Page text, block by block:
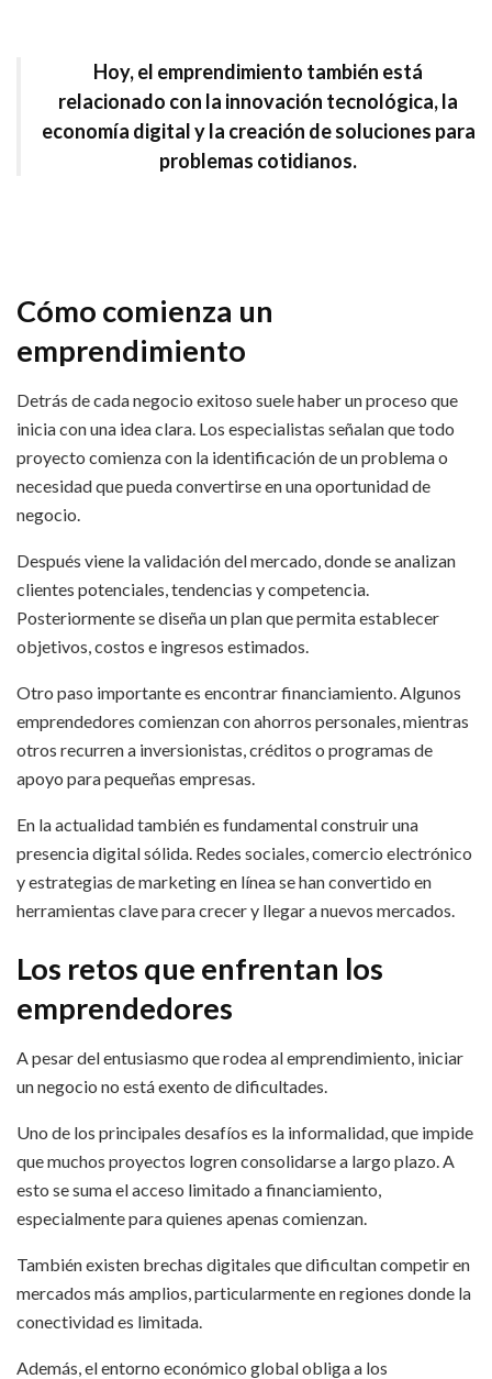
Hoy, el emprendimiento también está
relacionado con la innovación tecnológica, la
economía digital y la creación de soluciones para
problemas cotidianos.
Cómo comienza un
emprendimiento
Detrás de cada negocio exitoso suele haber un proceso que
inicia con una idea clara. Los especialistas señalan que todo
proyecto comienza con la identificación de un problema o
necesidad que pueda convertirse en una oportunidad de
negocio.
Después viene la validación del mercado, donde se analizan
clientes potenciales, tendencias y competencia.
Posteriormente se diseña un plan que permita establecer
objetivos, costos e ingresos estimados.
Otro paso importante es encontrar financiamiento. Algunos
emprendedores comienzan con ahorros personales, mientras
otros recurren a inversionistas, créditos o programas de
apoyo para pequeñas empresas.
En la actualidad también es fundamental construir una
presencia digital sólida. Redes sociales, comercio electrónico
y estrategias de marketing en línea se han convertido en
herramientas clave para crecer y llegar a nuevos mercados.
Los retos que enfrentan los
emprendedores
A pesar del entusiasmo que rodea al emprendimiento, iniciar
un negocio no está exento de dificultades.
Uno de los principales desafíos es la informalidad, que impide
que muchos proyectos logren consolidarse a largo plazo. A
esto se suma el acceso limitado a financiamiento,
especialmente para quienes apenas comienzan.
También existen brechas digitales que dificultan competir en
mercados más amplios, particularmente en regiones donde la
conectividad es limitada.
Además, el entorno económico global obliga a los